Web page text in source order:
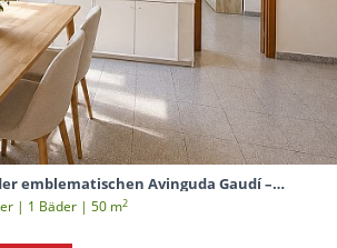
emblematischen Avinguda Gaudí –
| 1 Вäder | 50 m2